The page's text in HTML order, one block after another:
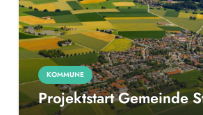
KOMMUNE
Projektstart Gemeinde